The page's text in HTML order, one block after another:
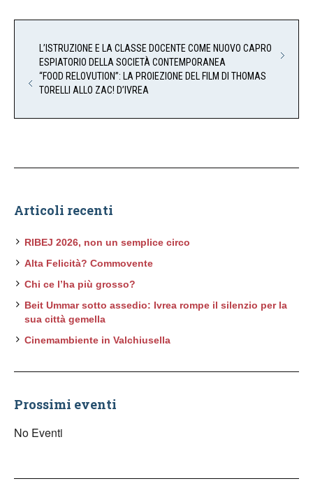
L’ISTRUZIONE E LA CLASSE DOCENTE COME NUOVO CAPRO
ESPIATORIO DELLA SOCIETÀ CONTEMPORANEA
“FOOD RELOVUTION”: LA PROIEZIONE DEL FILM DI THOMAS
TORELLI ALLO ZAC! D’IVREA
Articoli recenti
RIBEJ 2026, non un semplice circo
Alta Felicità? Commovente
Chi ce l’ha più grosso?
Beit Ummar sotto assedio: Ivrea rompe il silenzio per la
sua città gemella
Cinemambiente in Valchiusella
Prossimi eventi
No Eventi